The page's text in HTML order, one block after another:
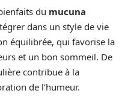
du mucuna
dans un style de vie
équilibrée, qui favorise la
et un bon sommeil. De
contribue à la
de l’humeur.